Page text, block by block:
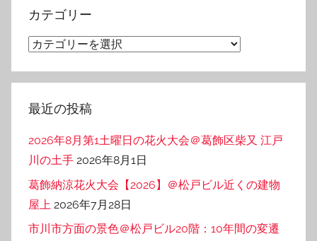
イ
カテゴリー
カ
ゴ
リ
最近の投稿
2026年8月第1土曜日の花火大会＠葛飾区柴又 江戸
川の土手 2026年8月1日
葛飾納涼花火大会【2026】＠松戸ビル近くの建物
屋上 2026年7月28日
市川市方面の景色＠松戸ビル20階：10年間の変遷